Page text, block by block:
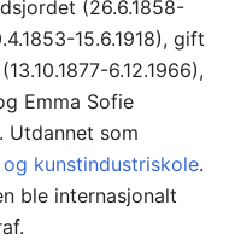
(26.6.1858-
15.6.1918), gift
(13.10.1877-6.12.1966),
Emma Sofie
Utdannet som
kunstindustriskole.
ble internasjonalt